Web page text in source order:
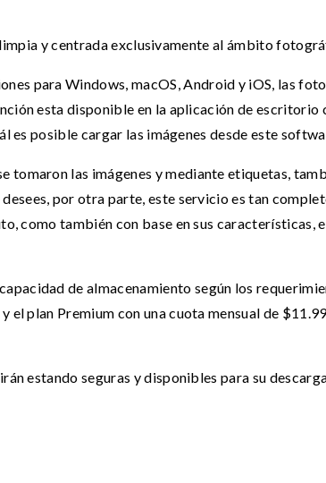
y centrada exclusivamente al ámbito
para Windows, macOS, Android y iOS, las
esta disponible en la aplicación de escritorio
es posible cargar las imágenes desde este
tomaron las imágenes y mediante etiquetas,
por otra parte, este servicio es tan
como también con base en sus características,
de almacenamiento según los
el plan Premium con una cuota mensual de
estando seguras y disponibles para su